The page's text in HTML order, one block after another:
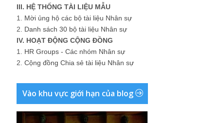
III. HỆ THỐNG TÀI LIỆU MẪU
1. Mời ủng hộ các bộ tài liệu Nhân sự
2. Danh sách 30 bộ tài liệu Nhân sự
IV. HOẠT ĐỘNG CỘNG ĐỒNG
1. HR Groups - Các nhóm Nhân sự
2. Cộng đồng Chia sẻ tài liệu Nhân sự
Vào khu vực giới hạn của blog